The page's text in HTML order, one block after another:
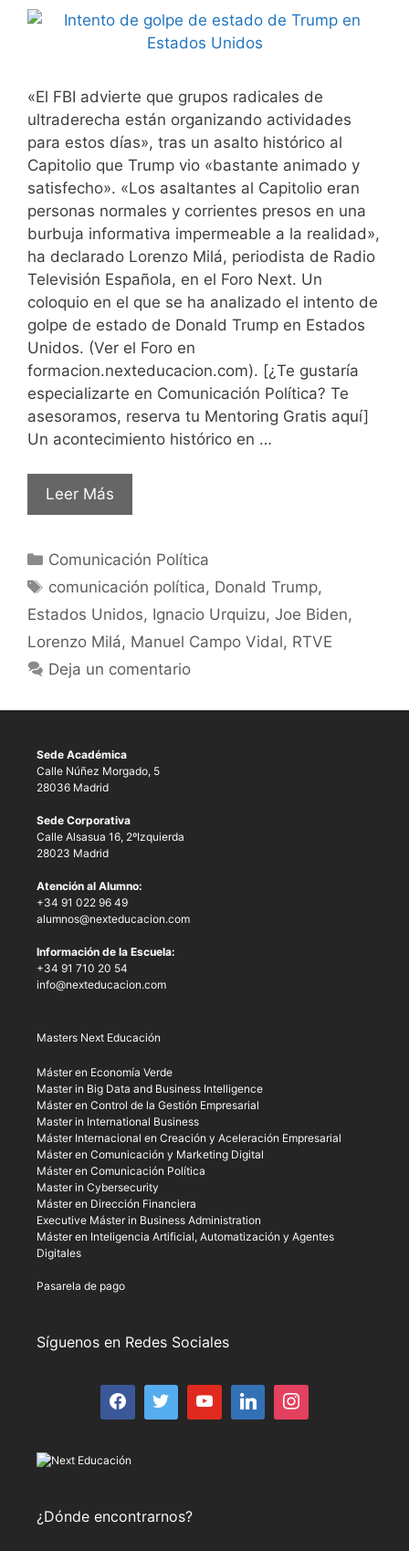
«El FBI advierte que grupos radicales de
ultraderecha están organizando actividades
para estos días», tras un asalto histórico al
Capitolio que Trump vio «bastante animado y
satisfecho». «Los asaltantes al Capitolio eran
personas normales y corrientes presos en una
burbuja informativa impermeable a la realidad»,
ha declarado Lorenzo Milá, periodista de Radio
Televisión Española, en el Foro Next. Un
coloquio en el que se ha analizado el intento de
golpe de estado de Donald Trump en Estados
Unidos. (Ver el Foro en
formacion.nexteducacion.com). [¿Te gustaría
especializarte en Comunicación Política? Te
asesoramos, reserva tu Mentoring Gratis aquí]
Un acontecimiento histórico en …
Leer Más
Comunicación Política
comunicación política, Donald Trump,
Estados Unidos, Ignacio Urquizu, Joe Biden,
Lorenzo Milá, Manuel Campo Vidal, RTVE
Deja un comentario
Sede Académica
Calle Núñez Morgado, 5
28036 Madrid
Sede Corporativa
Calle Alsasua 16, 2ºIzquierda
28023 Madrid
Atención al Alumno:
+34 91 022 96 49
alumnos@nexteducacion.com
Información de la Escuela:
+34 91 710 20 54
info@nexteducacion.com
Masters Next Educación
Máster en Economía Verde
Master in Big Data and Business Intelligence
Máster en Control de la Gestión Empresarial
Master in International Business
Máster Internacional en Creación y Aceleración Empresarial
Máster en Comunicación y Marketing Digital
Máster en Comunicación Política
Master in Cybersecurity
Máster en Dirección Financiera
Executive Máster in Business Administration
Máster en Inteligencia Artificial, Automatización y Agentes
Digitales
Pasarela de pago
Síguenos en Redes Sociales
¿Dónde encontrarnos?